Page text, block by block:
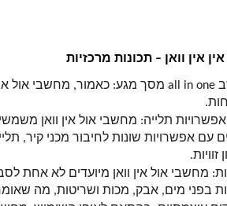
אין וואן – תכונות מרכזיות
זוויות.
בפני מים, אבק, מכות ושריטות, מה